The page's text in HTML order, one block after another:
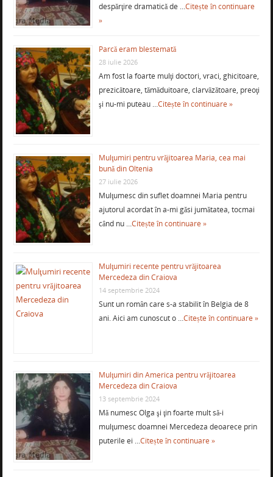
despărţire dramatică de …Citește în continuare
»
Parcă eram blestemată
28 iulie 2026
Am fost la foarte mulţi doctori, vraci, ghicitoare,
prezicătoare, tămăduitoare, clarvăzătoare, preoţi
şi nu-mi puteau …Citește în continuare »
Mulţumiri pentru vrăjitoarea Maria, cea mai
bună din Oltenia
27 iulie 2026
Mulţumesc din suflet doamnei Maria pentru
ajutorul acordat în a-mi găsi jumătatea, tocmai
când nu …Citește în continuare »
Mulţumiri recente pentru vrăjitoarea
Mercedeza din Craiova
14 septembrie 2024
Sunt un român care s-a stabilit în Belgia de 8
ani. Aici am cunoscut o …Citește în continuare »
Mulţumiri din America pentru vrăjitoarea
Mercedeza din Craiova
13 septembrie 2024
Mă numesc Olga şi ţin foarte mult să-i
mulţumesc doamnei Mercedeza deoarece prin
puterile ei …Citește în continuare »